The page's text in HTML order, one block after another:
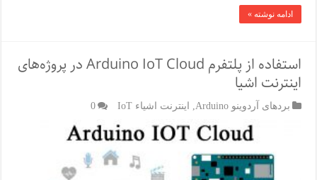
ادامه نوشته »
استفاده از پلتفرم Arduino IoT Cloud در پروژه‌های
اینترنت اشیا
بردهای آردوینو Arduino اینترنت اشیاء IoT 0